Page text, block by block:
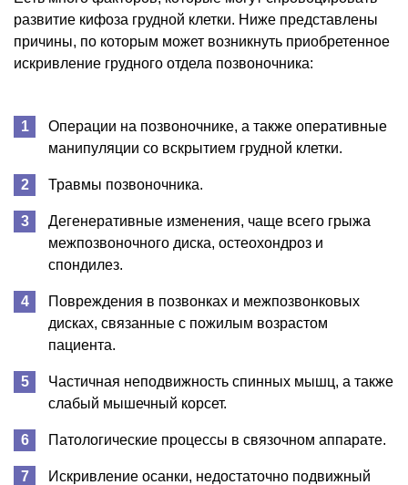
развитие кифоза грудной клетки. Ниже представлены
причины, по которым может возникнуть приобретенное
искривление грудного отдела позвоночника:
Операции на позвоночнике, а также оперативные
манипуляции со вскрытием грудной клетки.
Травмы позвоночника.
Дегенеративные изменения, чаще всего грыжа
межпозвоночного диска, остеохондроз и
спондилез.
Повреждения в позвонках и межпозвонковых
дисках, связанные с пожилым возрастом
пациента.
Частичная неподвижность спинных мышц, а также
слабый мышечный корсет.
Патологические процессы в связочном аппарате.
Искривление осанки, недостаточно подвижный